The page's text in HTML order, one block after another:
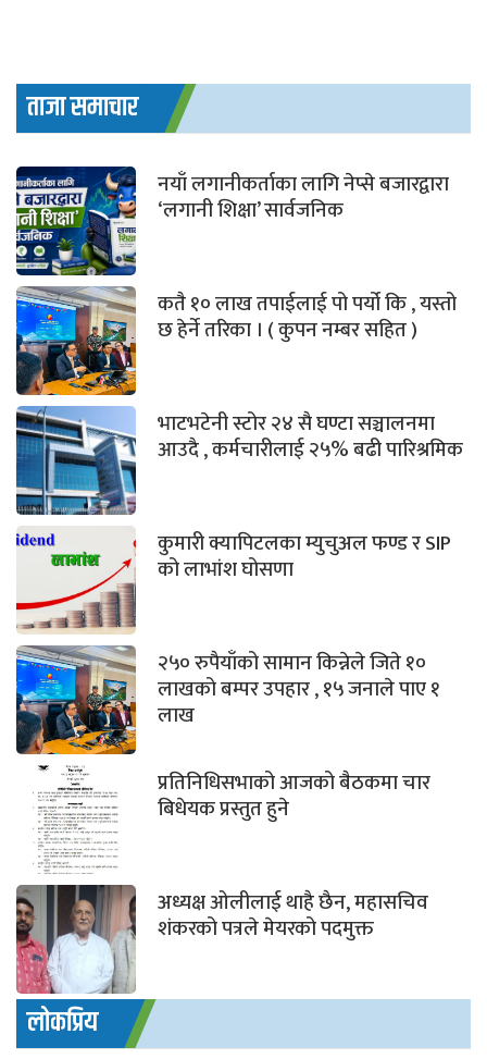
ताजा समाचार
नयाँ लगानीकर्ताका लागि नेप्से बजारद्वारा
‘लगानी शिक्षा’ सार्वजनिक
कतै १० लाख तपाईलाई पो पर्यो कि , यस्तो
छ हेर्ने तरिका । ( कुपन नम्बर सहित )
भाटभटेनी स्टोर २४ सै घण्टा सञ्चालनमा
आउदै , कर्मचारीलाई २५% बढी पारिश्रमिक
कुमारी क्यापिटलका म्युचुअल फण्ड र SIP
को लाभांश घोसणा
२५० रुपैयाँको सामान किन्नेले जिते १०
लाखको बम्पर उपहार , १५ जनाले पाए १
लाख
प्रतिनिधिसभाको आजको बैठकमा चार
बिधेयक प्रस्तुत हुने
अध्यक्ष ओलीलाई थाहै छैन, महासचिव
शंकरको पत्रले मेयरको पदमुक्त
लोकप्रिय